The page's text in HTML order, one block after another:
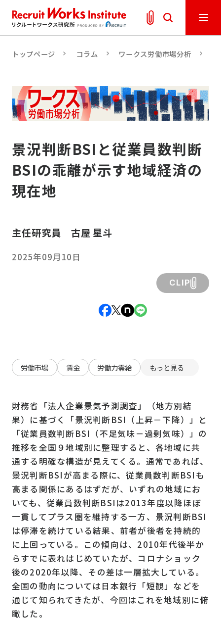
トップページ コラム ワークス労働市場分析
景況判断BSIと従業員数判断
BSIの乖離が示す地域経済の
現在地
主任研究員 古屋 星斗
2025年09月10日
CLIP
労働市場 賃金 労働力需給 もっと見る
財務省「法人企業景気予測調査」（地方別結
果）に基づく「景況判断BSI（上昇－下降）」と
「従業員数判断BSI（不足気味－過剰気味）」の
推移を全国９地域別に整理すると、各地域に共
通する明確な構造が見えてくる。通常であれば、
景況判断BSIが高まる際に、従業員数判断BSIも
高まる関係にあるはずだが、いずれの地域にお
いても、従業員数判断BSIは2013年度以降ほぼ
一貫してプラス圏を維持する一方、景況判断BSI
は停滞を続けている結果、前者が後者を持続的
に上回っている。この傾向は、2010年代後半か
らすでに表れはじめていたが、コロナショック
後の2020年以降、その差は一層拡大している。
全国の動向については日本銀行「短観」などを
通じて知られてきたが、今回はこれを地域別に俯
瞰した。